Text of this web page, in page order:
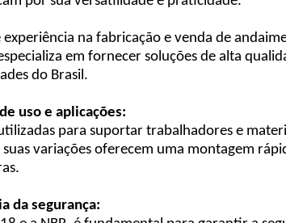
na fabricação e venda de
em fornecer soluções de alta
do Brasil.
uso e aplicações:
para suportar trabalhadores e
variações oferecem uma montagem
da segurança: